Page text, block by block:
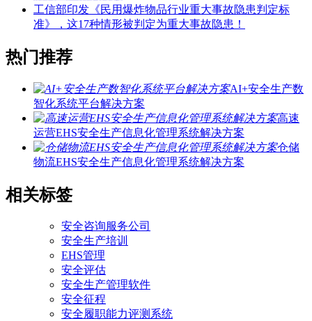
工信部印发《民用爆炸物品行业重大事故隐患判定标
准》，这17种情形被判定为重大事故隐患！
热门推荐
AI+安全生产数
智化系统平台解决方案
高速
运营EHS安全生产信息化管理系统解决方案
仓储
物流EHS安全生产信息化管理系统解决方案
相关标签
安全咨询服务公司
安全生产培训
EHS管理
安全评估
安全生产管理软件
安全征程
安全履职能力评测系统